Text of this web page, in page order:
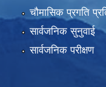
चौमासिक प्रगति
सार्वजनिक सुनुवाई
सार्वजनिक परीक्षण